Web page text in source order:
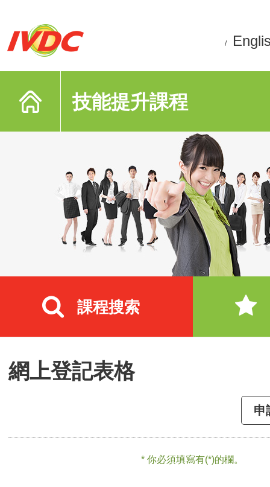
/
技能提升課程
課程搜索
網上登記表格
申
* 你必須填寫有(*)的欄。